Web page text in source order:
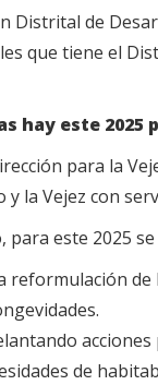
Distrital de
que tiene el
hay este 2025
para la
y la Vejez con
para este 2025
reformulación de
de